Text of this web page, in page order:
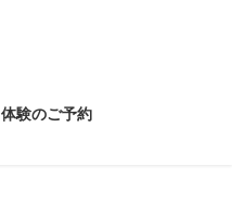
体験のご予約